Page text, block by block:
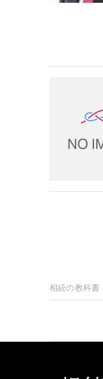
相続の教科書